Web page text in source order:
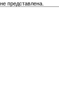
представлена.